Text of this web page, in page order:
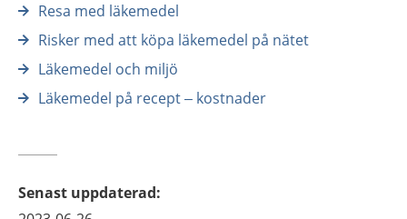
Resa med läkemedel
Risker med att köpa läkemedel på nätet
Läkemedel och miljö
Läkemedel på recept – kostnader
Senast uppdaterad: